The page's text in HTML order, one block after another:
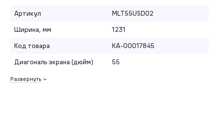
Артикул
MLT55USD02
Ширина, мм
1231
Код товара
КА-00017845
Диагональ экрана (дюйм)
55
Развернуть